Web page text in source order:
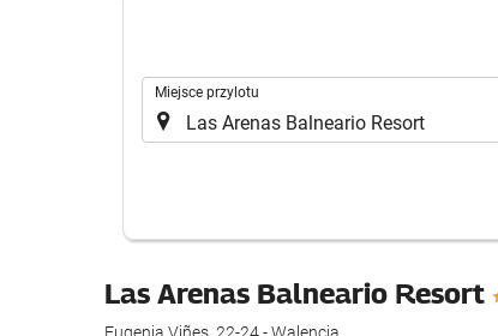
Miejsce przylotu
Las Arenas Balneario Resort